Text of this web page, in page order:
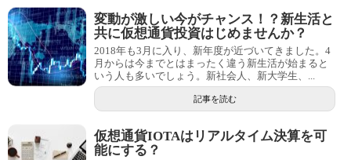
変動が激しい今がチャンス！？新生活と
共に仮想通貨投資はじめませんか？
2018年も3月に入り、新年度が近づいてきました。4
月からは今までとはまったく違う新生活が始まると
いう人も多いでしょう。新社会人、新大学生、...
記事を読む
仮想通貨IOTAはリアルタイム決算を可
能にする？